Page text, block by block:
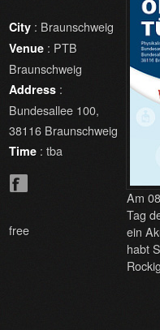
City : Braunschweig
Venue : PTB
Braunschweig
Address :
Bundesallee 100,
38116 Braunschweig
Time : tba
free
Am
Tag
ein
habt